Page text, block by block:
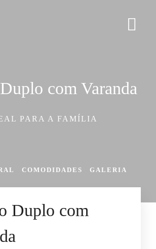
com Varanda
PARA A FAMÍLIA
COMODIDADES GALERIA
Duplo com